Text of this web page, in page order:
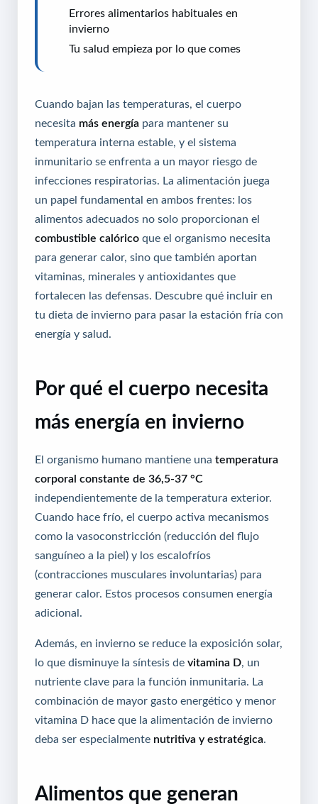
Errores alimentarios habituales en
invierno
Tu salud empieza por lo que comes
Cuando bajan las temperaturas, el cuerpo
necesita más energía para mantener su
temperatura interna estable, y el sistema
inmunitario se enfrenta a un mayor riesgo de
infecciones respiratorias. La alimentación juega
un papel fundamental en ambos frentes: los
alimentos adecuados no solo proporcionan el
combustible calórico que el organismo necesita
para generar calor, sino que también aportan
vitaminas, minerales y antioxidantes que
fortalecen las defensas. Descubre qué incluir en
tu dieta de invierno para pasar la estación fría con
energía y salud.
Por qué el cuerpo necesita
más energía en invierno
El organismo humano mantiene una temperatura
corporal constante de 36,5-37 °C
independientemente de la temperatura exterior.
Cuando hace frío, el cuerpo activa mecanismos
como la vasoconstricción (reducción del flujo
sanguíneo a la piel) y los escalofríos
(contracciones musculares involuntarias) para
generar calor. Estos procesos consumen energía
adicional.
Además, en invierno se reduce la exposición solar,
lo que disminuye la síntesis de vitamina D , un
nutriente clave para la función inmunitaria. La
combinación de mayor gasto energético y menor
vitamina D hace que la alimentación de invierno
deba ser especialmente nutritiva y estratégica
Alimentos que generan